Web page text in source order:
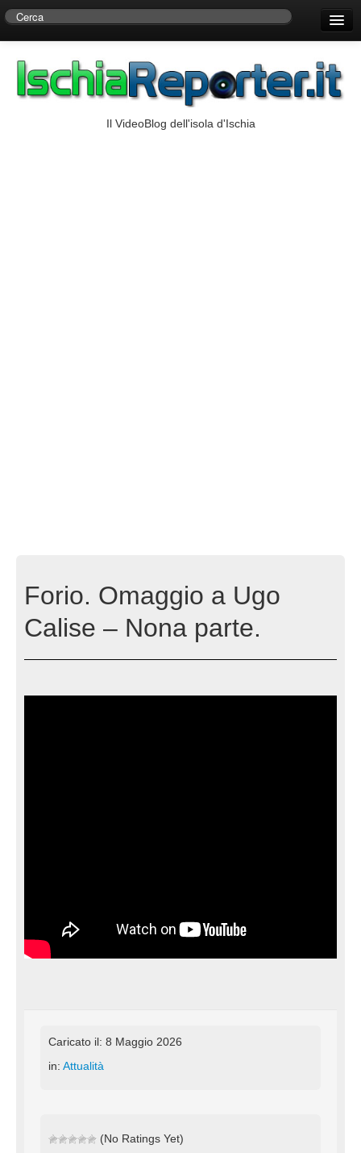
Centro di Ricerche Storiche D’Ambra
Il VideoBlog dell'isola d'Ischia
Forio. Omaggio a Ugo
Calise – Nona parte.
Caricato il: 8 Maggio 2026
in: Attualità
(No Ratings Yet)